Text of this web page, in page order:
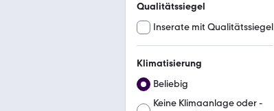
Qualitätssiegel
Inserate mit Qualitätssiegel
Klimatisierung
Beliebig
Keine Klimaanlage oder -